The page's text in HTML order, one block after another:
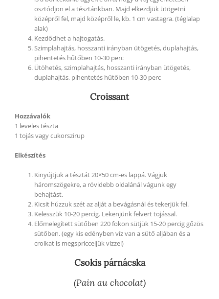
osztódjon el a tésztánkban. Majd elkezdjük ütögetni
középről fel, majd középről le, kb. 1 cm vastagra. (téglalap
alak)
Kezdődhet a hajtogatás.
Szimplahajtás, hosszanti irányban ütögetés, duplahajtás,
pihentetés hűtőben 10-30 perc
Ütöhetés, szimplahajtás, hosszanti irányban ütögetés,
duplahajtás, pihentetés hűtőben 10-30 perc
Croissant
Hozzávalók
1 leveles tészta
1 tojás vagy cukorszirup
Elkészítés
Kinyújtjuk a tésztát 20×50 cm-es lappá. Vágjuk
háromszögekre, a rövidebb oldalánál vágunk egy
behajtást.
Kicsit húzzuk szét az alját a bevágásnál és tekerjük fel.
Kelesszük 10-20 percig. Lekenjünk felvert tojással.
Előmelegített sütőben 220 fokon sütjük 15-20 percig gőzös
sütőben. (egy kis edényben víz van a sütő aljában és a
croikat is megspricceljük vízzel)
Csokis párnácska
(Pain au chocolat)